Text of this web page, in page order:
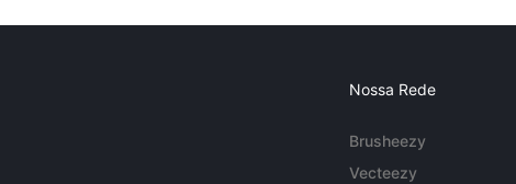
Nossa Rede
Brusheezy
Vecteezy